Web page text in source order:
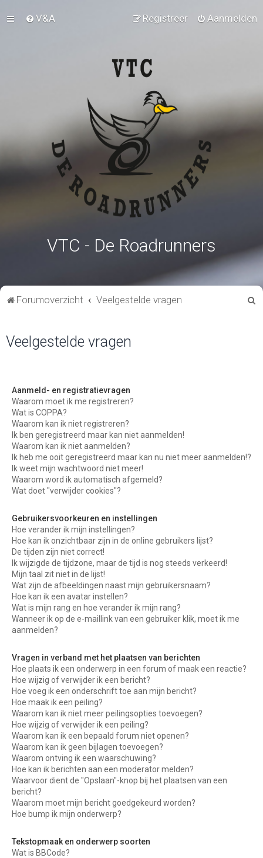
V&A Aanmelden
Registreer
VTC - De Roadrunners
Forumoverzicht Veelgestelde vragen
Veelgestelde vragen
Aanmeld- en registratievragen
Waarom moet ik me registreren?
Wat is COPPA?
Waarom kan ik niet registreren?
Ik ben geregistreerd maar kan niet aanmelden!
Waarom kan ik niet aanmelden?
Ik heb me ooit geregistreerd maar kan nu niet meer aanmelden!?
Ik weet mijn wachtwoord niet meer!
Waarom word ik automatisch afgemeld?
Wat doet "verwijder cookies"?
Gebruikersvoorkeuren en instellingen
Hoe verander ik mijn instellingen?
Hoe kan ik onzichtbaar zijn in de online gebruikers lijst?
De tijden zijn niet correct!
Ik wijzigde de tijdzone, maar de tijd is nog steeds verkeerd!
Mijn taal zit niet in de lijst!
Wat zijn de afbeeldingen naast mijn gebruikersnaam?
Hoe kan ik een avatar instellen?
Wat is mijn rang en hoe verander ik mijn rang?
Wanneer ik op de e-maillink van een gebruiker klik, moet ik me
aanmelden?
Vragen in verband met het plaatsen van berichten
Hoe plaats ik een onderwerp in een forum of maak een reactie?
Hoe wijzig of verwijder ik een bericht?
Hoe voeg ik een onderschrift toe aan mijn bericht?
Hoe maak ik een peiling?
Waarom kan ik niet meer peilingsopties toevoegen?
Hoe wijzig of verwijder ik een peiling?
Waarom kan ik een bepaald forum niet openen?
Waarom kan ik geen bijlagen toevoegen?
Waarom ontving ik een waarschuwing?
Hoe kan ik berichten aan een moderator melden?
Waarvoor dient de "Opslaan"-knop bij het plaatsen van een
bericht?
Waarom moet mijn bericht goedgekeurd worden?
Hoe bump ik mijn onderwerp?
Tekstopmaak en onderwerp soorten
Wat is BBCode?